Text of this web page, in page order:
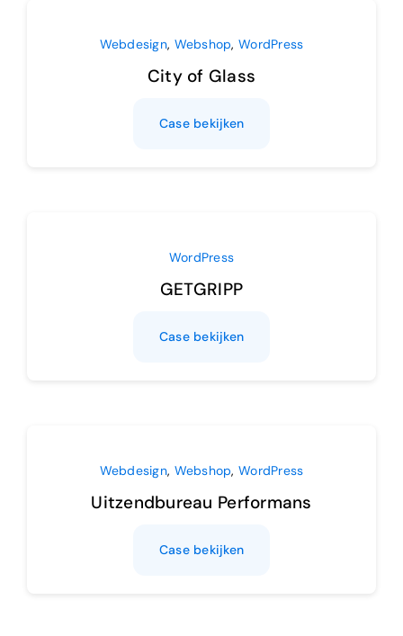
Webdesign, Webshop, WordPress
City of Glass
Case bekijken
WordPress
GETGRIPP
Case bekijken
Webdesign, Webshop, WordPress
Uitzendbureau Performans
Case bekijken